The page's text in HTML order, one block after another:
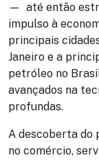
— até então
impulso à
principais
Janeiro e a
petróleo no
avançados na
profundas.
A descoberta do
no comércio,